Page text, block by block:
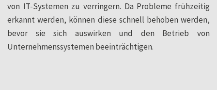
von IT-Systemen zu verringern. Da Probleme frühzeitig
erkannt werden, können diese schnell behoben werden,
bevor sie sich auswirken und den Betrieb von
Unternehmenssystemen beeinträchtigen.